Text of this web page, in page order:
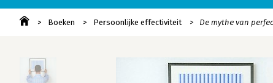
Boeken Persoonlijke effectiviteit De mythe van